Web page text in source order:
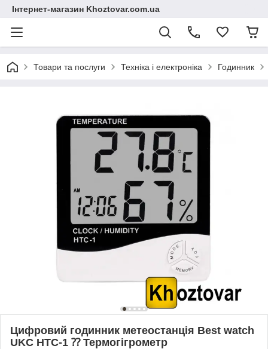
Інтернет-магазин Khoztovar.com.ua
Товари та послуги Техніка і електроніка Годинник
Цифровий годинник метеостанція Best watch
UKC HTC-1 ⁇ Термогігрометр